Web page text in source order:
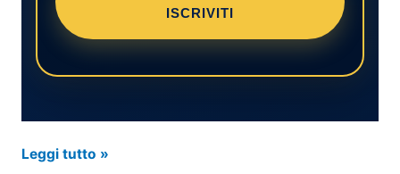
ISCRIVITI
Padel
Leggi tutto »